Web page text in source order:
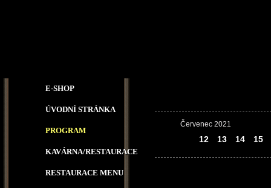
E-SHOP
ÚVODNÍ STRÁNKA
PROGRAM
KAVÁRNA/RESTAURACE
RESTAURACE MENU
Červenec 2021
12 13 14 15